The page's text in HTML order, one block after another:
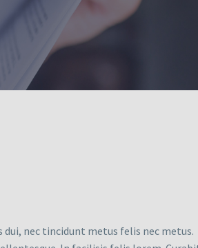
nec tincidunt metus felis nec metus.